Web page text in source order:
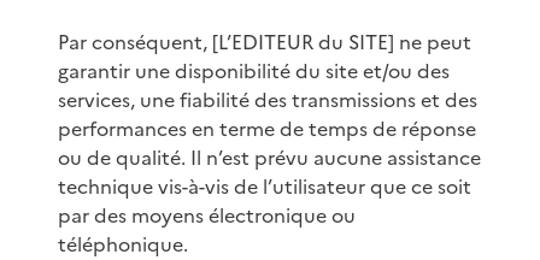
Par conséquent, [L’EDITEUR du SITE] ne peut
garantir une disponibilité du site et/ou des
services, une fiabilité des transmissions et des
performances en terme de temps de réponse
ou de qualité. Il n’est prévu aucune assistance
technique vis-à-vis de l’utilisateur que ce soit
par des moyens électronique ou
téléphonique.